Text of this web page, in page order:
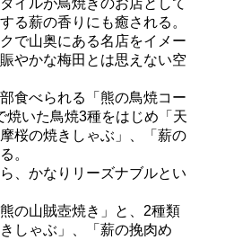
イルが鳥焼きのお店として
る薪の香りにも癒される。
で山奥にある名店をイメー
やかな梅田とは思えない空
食べられる「熊の鳥焼コー
焼いた鳥焼3種をはじめ「天
桜の焼きしゃぶ」、「薪の
。
、かなりリーズナブルとい
の山賊壺焼き」と、2種類
しゃぶ」、「薪の挽肉め